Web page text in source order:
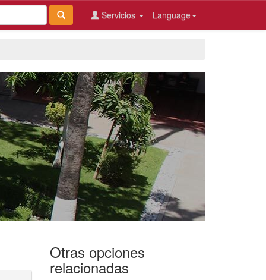
Language
Servicios
Otras opciones
relacionadas